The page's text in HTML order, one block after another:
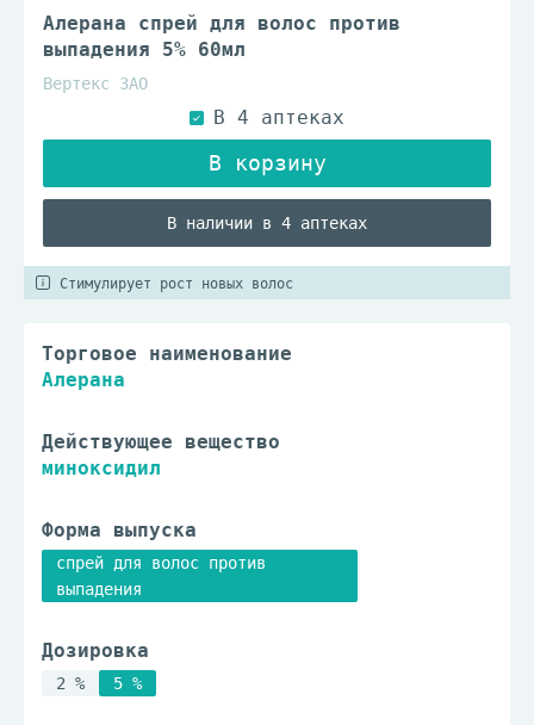
Алерана спрей для волос против
выпадения 5% 60мл
Вертекс ЗАО
В наличии в 4 аптеках
Стимулирует рост новых волос
Торговое наименование
Алерана
Действующее вещество
миноксидил
Форма выпуска
спрей для волос против
выпадения
Дозировка
2 % 5 %